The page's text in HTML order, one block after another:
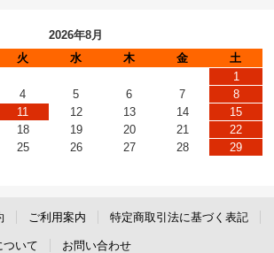
2026年8月
火 水 木 金
土
1
4 5 6 7
8
11 12 13 14
15
18 19 20 21
22
25 26 27 28
29
ご利用案内 特定商取引法に基づく表記
ついて お問い合わせ